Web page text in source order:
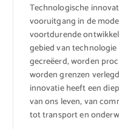
Technologische
vooruitgang in de
voortdurende
gebied van
gecreëerd, worden
worden grenzen
innovatie heeft een
van ons leven, van
tot transport en